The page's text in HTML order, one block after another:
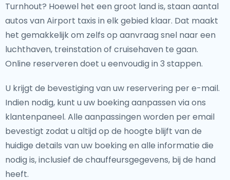
Turnhout? Hoewel het een groot land is, staan aantal
autos van Airport taxis in elk gebied klaar. Dat maakt
het gemakkelijk om zelfs op aanvraag snel naar een
luchthaven, treinstation of cruisehaven te gaan.
Online reserveren doet u eenvoudig in 3 stappen.
U krijgt de bevestiging van uw reservering per e-mail.
Indien nodig, kunt u uw boeking aanpassen via ons
klantenpaneel. Alle aanpassingen worden per email
bevestigt zodat u altijd op de hoogte blijft van de
huidige details van uw boeking en alle informatie die
nodig is, inclusief de chauffeursgegevens, bij de hand
heeft.